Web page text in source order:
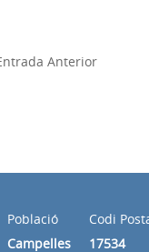
Anterior
Població
Campelles
Codi
17534